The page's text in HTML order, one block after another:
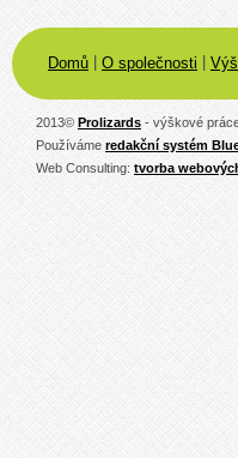
Domů O společnosti
2013© Prolizards - výškové
Používámeredakční systém
Web Consulting: tvorba